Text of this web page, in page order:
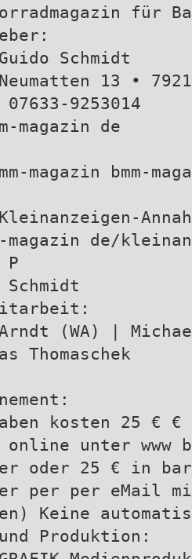
für
Schmidt
13 •
9253014
magazin de
magazin bmm-
magazin de/
(WA) |
Thomaschek
kosten 25 €
online unter www
oder 25 € in
per per eMail
Keine
Produktion: